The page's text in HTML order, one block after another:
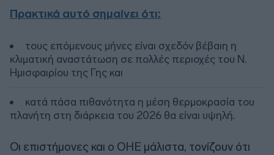
Πρακτικά αυτό σημαίνει ότι:
τους επόμενους μήνες είναι σχεδόν βέβαιη η
κλιματική αναστάτωση σε πολλές περιοχές του Ν.
Ημισφαιρίου της Γης και
κατά πάσα πιθανότητα η μέση θερμοκρασία του
πλανήτη στη διάρκεια του 2026 θα είναι υψηλή.
Οι επιστήμονες και ο ΟΗΕ μάλιστα, τονίζουν ότι